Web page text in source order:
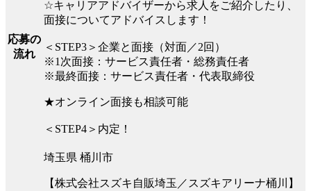
応募の
流れ
☆キャリアアドバイザーから求人をご紹介したり、
面接についてアドバイスします！
＜STEP3＞企業と面接（対面／2回）
※1次面接：サービス責任者・総務責任者
※最終面接：サービス責任者・代表取締役
★オンライン面接も相談可能
＜STEP4＞内定！
埼玉県 桶川市
【株式会社スズキ自販埼玉／スズキアリーナ桶川】